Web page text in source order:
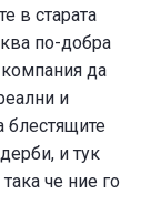
в старата
по-добра
да
и
блестящите
и тук
че ние го